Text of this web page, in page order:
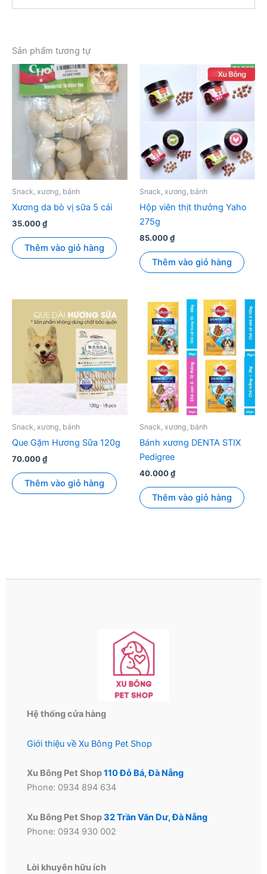
Sản phẩm tương tự
Snack, xương, bánh
Xương da bò vị sữa 5 cái
35.000₫
Thêm vào giỏ hàng
Snack, xương, bánh
Hộp viên thịt thưởng Yaho
275g
85.000₫
Thêm vào giỏ hàng
Snack, xương, bánh
Que Gặm Hương Sữa 120g
70.000₫
Thêm vào giỏ hàng
Snack, xương, bánh
Bánh xương DENTA STIX
Pedigree
40.000₫
Thêm vào giỏ hàng
Hệ thống cửa hàng
Giới thiệu về Xu Bông Pet Shop
Xu Bông Pet Shop110 Đỗ Bá, Đà Nẵng
Phone: 0934 894 634
Xu Bông Pet Shop32 Trần Văn Dư, Đà Nẵng
Phone: 0934 930 002
Lời khuyên hữu ích